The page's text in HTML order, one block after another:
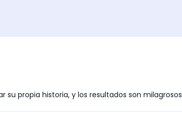
propia historia, y los resultados son milagrosos